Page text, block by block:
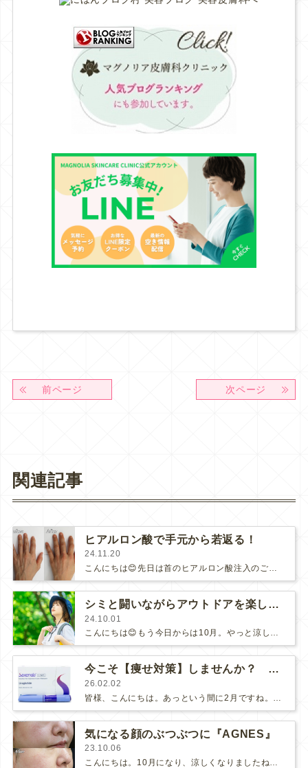
前ページ 次ページ
関連記事
ヒアルロン酸で手元から若返る！
24.11.20
こんにちは😊先日は首のヒアルロン酸注入のご紹介しましたが、本日は手のヒアルロン酸注入の症例です！手は、意外と他の人から見られてい…
シミと闘いながらアウトドアを楽しむ！
24.10.01
こんにちは😊もう今日からは10月。やっと涼しくなり、秋を感じられる日が増えてきましたね！皆様は、アウトドアをされますか？当院…
今こそ【痩せ対策】しませんか？ 〜2月のキャンペーン〜
26.02.02
気になる顔のぶつぶつに『AGNES』
23.10.06
こんにちは。10月になり、涼しくなりましたね。先日、美味しい栗が届いたので栗ご飯を作りました。お米3合にお水を入れて、料理酒…